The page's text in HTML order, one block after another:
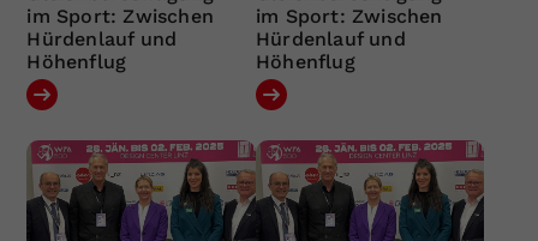
im Sport: Zwischen
Hürdenlauf und
Höhenflug
im Sport: Zwischen
Hürdenlauf und
Höhenflug